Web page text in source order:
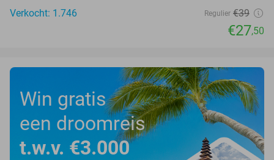
Verkocht: 1.746
Regulier €39
€27,50
Win gratis
een droomreis
t.w.v. €3.000